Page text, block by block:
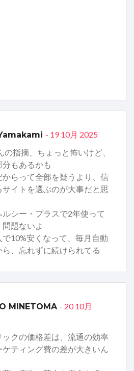
- 19 10月 2025
の指摘、ちょっと怖いけど、
もあるかも
からって全部を疑うより、信
サイトを選ぶのが大事だと思
ルシー・プラスで2年使って
問題ないよ
で10%安くなって、毎月自動
ら、忘れずに続けられてる
MINETOMA - 20 10月
ックの価格差は、流通の効率
ケティング費の差が大きいん